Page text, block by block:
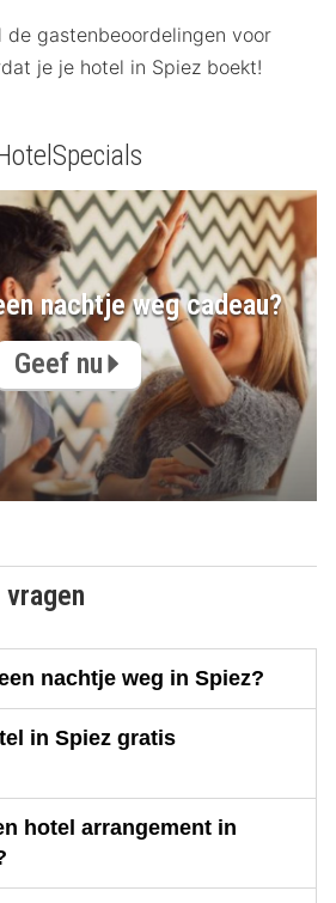
de gastenbeoordelingen voor
je je hotel in Spiez boekt!
nachtje weg cadeau?
Geef nu
nachtje weg in Spiez?
in Spiez gratis
hotel arrangement in